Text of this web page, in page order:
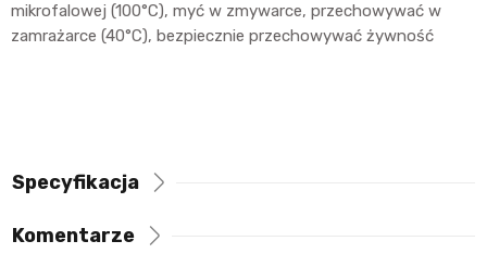
mikrofalowej (100°C), myć w zmywarce, przechowywać w
zamrażarce (40°C), bezpiecznie przechowywać żywność
Specyfikacja
Komentarze